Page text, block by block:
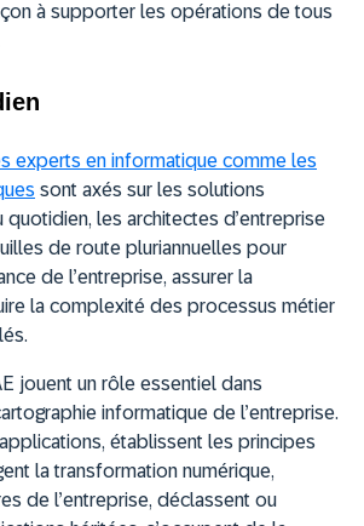
à supporter les opérations de tous
experts en informatique comme les
sont axés sur les solutions
les architectes d’entreprise
de route pluriannuelles pour
de l’entreprise, assurer la
la complexité des processus métier
jouent un rôle essentiel dans
informatique de l’entreprise.
établissent les principes
la transformation numérique,
de l’entreprise, déclassent ou